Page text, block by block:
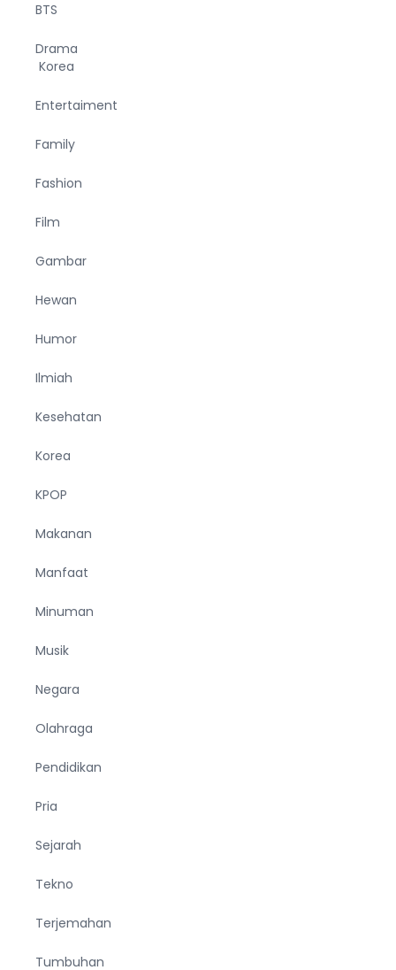
BTS
Drama
Korea
Entertaiment
Family
Fashion
Film
Gambar
Hewan
Humor
Ilmiah
Kesehatan
Korea
KPOP
Makanan
Manfaat
Minuman
Musik
Negara
Olahraga
Pendidikan
Pria
Sejarah
Tekno
Terjemahan
Tumbuhan